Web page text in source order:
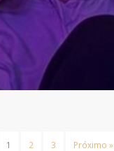
1 2 3 Próximo »